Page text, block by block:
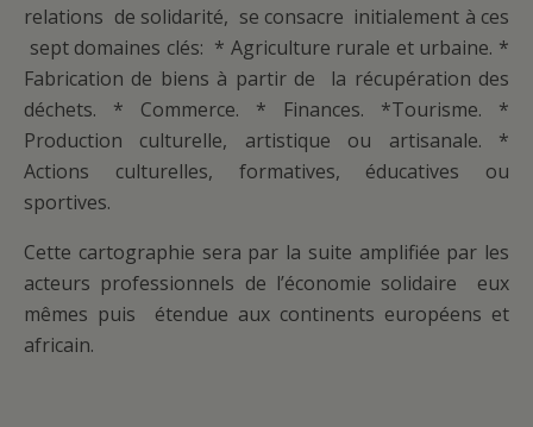
relations de solidarité, se consacre initialement à ces
sept domaines clés: * Agriculture rurale et urbaine. *
Fabrication de biens à partir de la récupération des
déchets. * Commerce. * Finances. *Tourisme. *
Production culturelle, artistique ou artisanale. *
Actions culturelles, formatives, éducatives ou
sportives.
Cette cartographie sera par la suite amplifiée par les
acteurs professionnels de l’économie solidaire eux
mêmes puis étendue aux continents européens et
africain.